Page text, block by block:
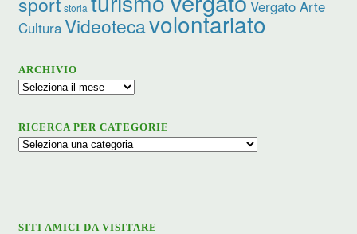
storia
Vergato Arte
CulturaVideotecavolontariato
ARCHIVIO
Archivio
RICERCA PER CATEGORIE
Ricerca
SITI AMICI DA VISITARE